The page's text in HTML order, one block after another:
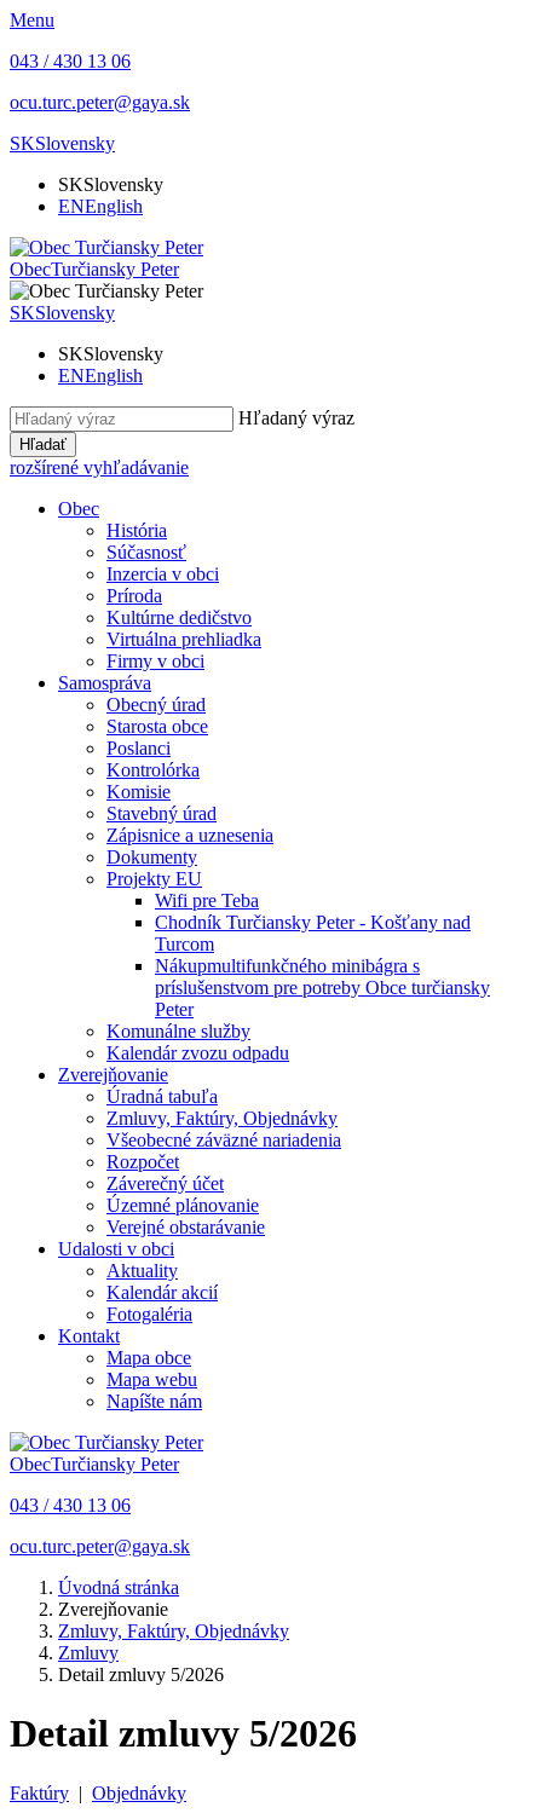
Menu
043 / 430 13 06
ocu.turc.peter@gaya.sk
SKSlovensky
SKSlovensky
ENEnglish
ObecTurčiansky Peter
SKSlovensky
SKSlovensky
ENEnglish
Hľadaný výraz
Hľadať
rozšírené vyhľadávanie
Obec
História
Súčasnosť
Inzercia v obci
Príroda
Kultúrne dedičstvo
Virtuálna prehliadka
Firmy v obci
Samospráva
Obecný úrad
Starosta obce
Poslanci
Kontrolórka
Komisie
Stavebný úrad
Zápisnice a uznesenia
Dokumenty
Projekty EU
Wifi pre Teba
Chodník Turčiansky Peter - Košťany nad
Turcom
Nákupmultifunkčného minibágra s
príslušenstvom pre potreby Obce turčiansky
Peter
Komunálne služby
Kalendár zvozu odpadu
Zverejňovanie
Úradná tabuľa
Zmluvy, Faktúry, Objednávky
Všeobecné záväzné nariadenia
Rozpočet
Záverečný účet
Územné plánovanie
Verejné obstarávanie
Udalosti v obci
Aktuality
Kalendár akcií
Fotogaléria
Kontakt
Mapa obce
Mapa webu
Napíšte nám
ObecTurčiansky Peter
043 / 430 13 06
ocu.turc.peter@gaya.sk
Úvodná stránka
Zverejňovanie
Zmluvy, Faktúry, Objednávky
Zmluvy
Detail zmluvy 5/2026
Detail zmluvy 5/2026
Faktúry | Objednávky